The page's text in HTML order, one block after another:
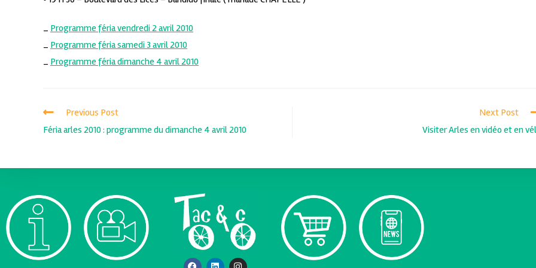
_ Programme féria vendredi 2 avril 2010
_ Programme féria samedi 3 avril 2010
_ Programme féria dimanche 4 avril 2010
Previous Post
Féria arles 2010 : programme du dimanche 4 avril 2010
Next Post
Visiter Arles en vidéo et en